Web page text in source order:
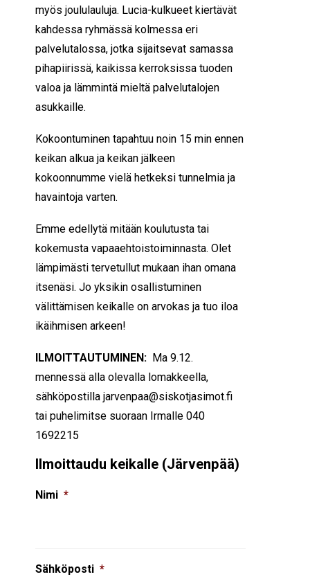
myös joululauluja. Lucia-kulkueet kiertävät
kahdessa ryhmässä kolmessa eri
palvelutalossa, jotka sijaitsevat samassa
pihapiirissä, kaikissa kerroksissa tuoden
valoa ja lämmintä mieltä palvelutalojen
asukkaille.
Kokoontuminen tapahtuu noin 15 min ennen
keikan alkua ja keikan jälkeen
kokoonnumme vielä hetkeksi tunnelmia ja
havaintoja varten.
Emme edellytä mitään koulutusta tai
kokemusta vapaaehtoistoiminnasta. Olet
lämpimästi tervetullut mukaan ihan omana
itsenäsi. Jo yksikin osallistuminen
välittämisen keikalle on arvokas ja tuo iloa
ikäihmisen arkeen!
ILMOITTAUTUMINEN: Ma 9.12.
mennessä alla olevalla lomakkeella,
sähköpostilla jarvenpaa@siskotjasimot.fi
tai puhelimitse suoraan Irmalle 040
1692215
Ilmoittaudu keikalle (Järvenpää)
Nimi *
Sähköposti *